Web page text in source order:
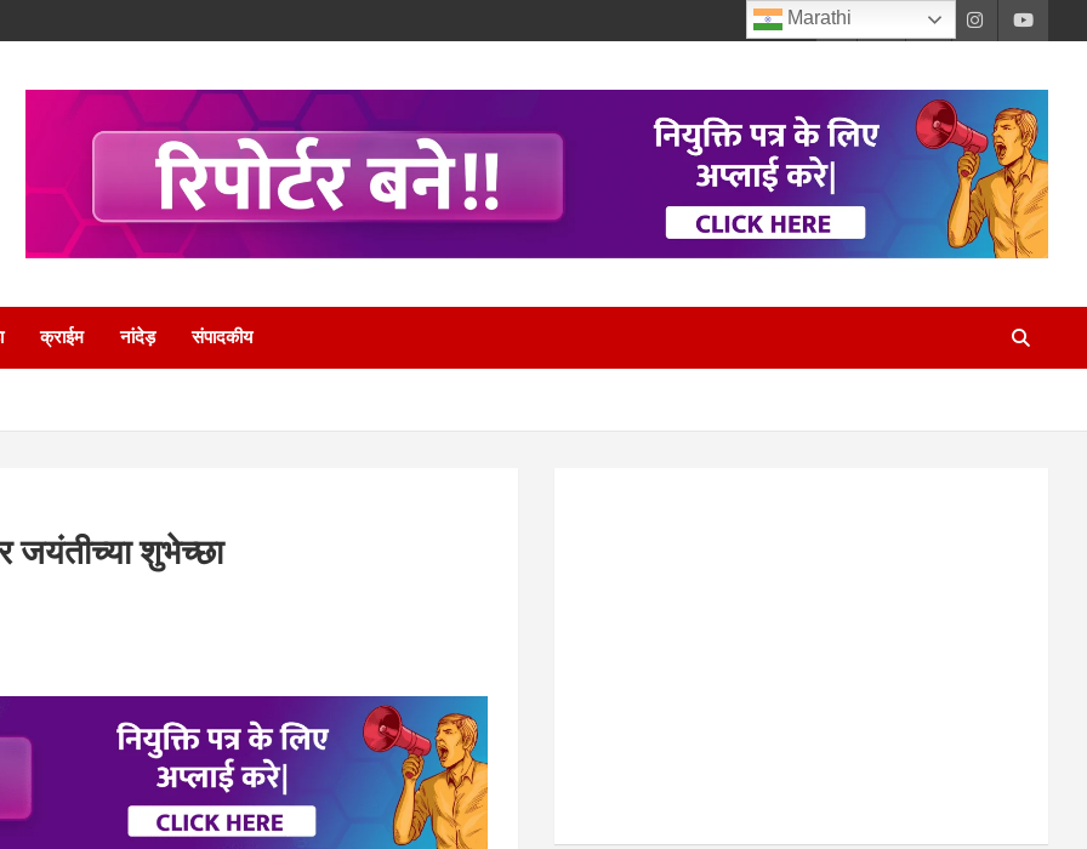
क्राईम नांदेड़ संपादकीय
जयंतीच्या शुभेच्छा
Marathi